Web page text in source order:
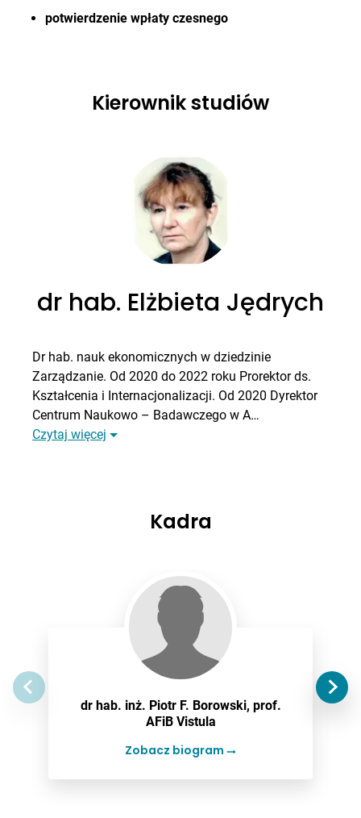
potwierdzenie wpłaty czesnego
Kierownik studiów
dr hab. Elżbieta Jędrych
Dr hab. nauk ekonomicznych w dziedzinie
Zarządzanie. Od 2020 do 2022 roku Prorektor ds.
Kształcenia i Internacjonalizacji. Od 2020 Dyrektor
Centrum Naukowo – Badawczego w A…
Czytaj więcej
Kadra
dr hab. inż. Piotr F. Borowski, prof.
AFiB Vistula
Zobacz biogram